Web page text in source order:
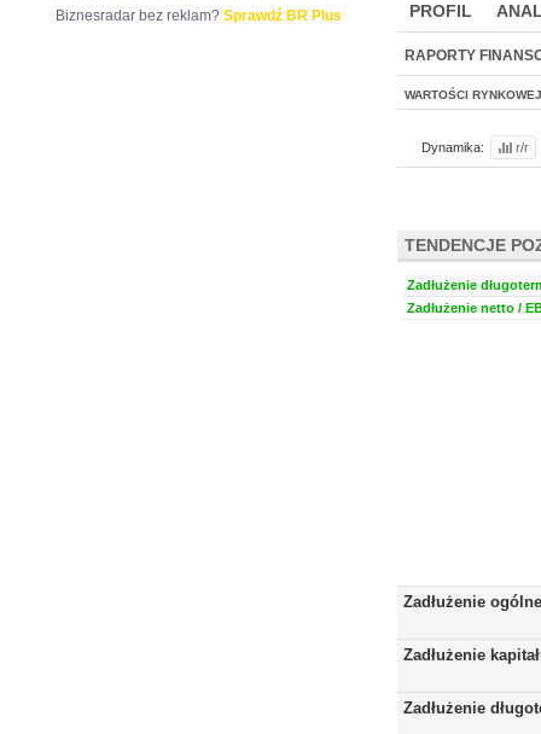
PROFIL
BR LAB
RAPORTY
WARTOŚCI RYNKOWEJ
Dynamika: r/r
TENDENCJE
Zadłużenie
Zadłużenie netto /
Zadłużenie ogólne
Zadłużenie
Zadłużenie
Biznesradar bez reklam? Sprawdź BR Plus